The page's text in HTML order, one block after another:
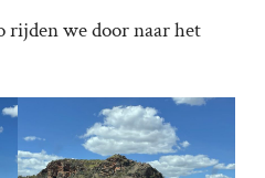
rijden we door naar het